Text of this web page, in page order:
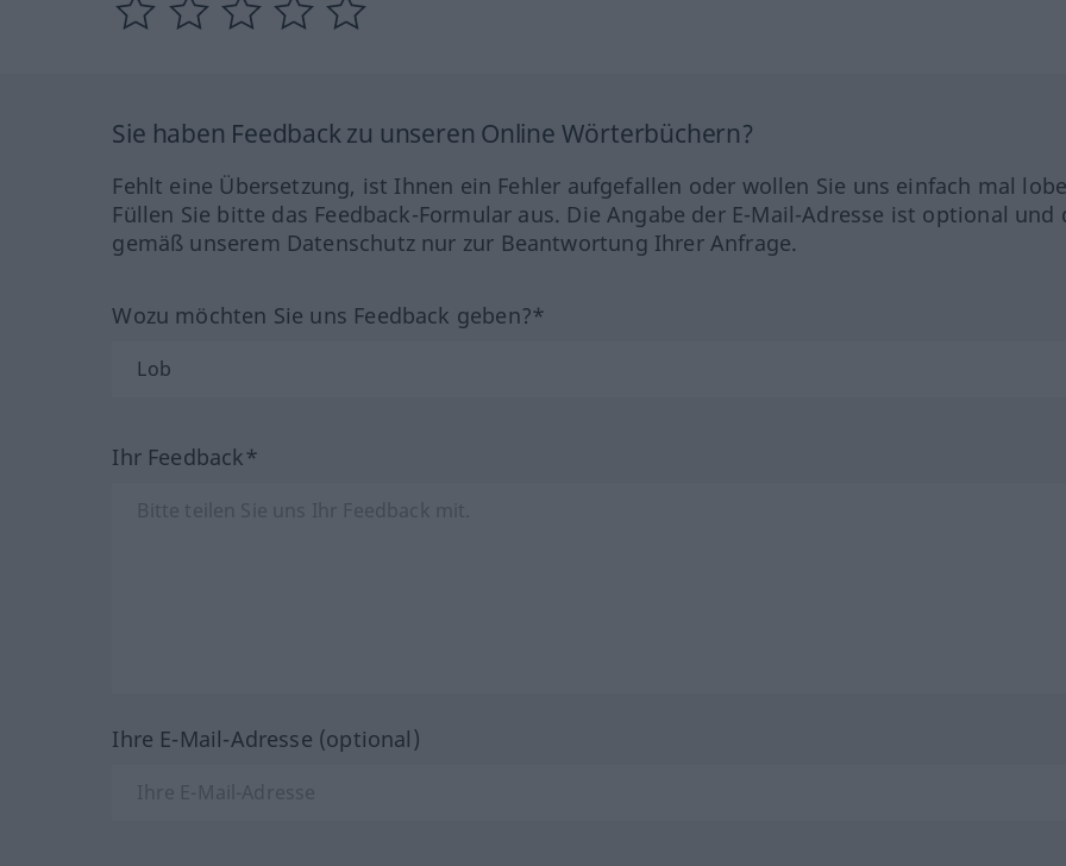
Sie haben Feedback zu unseren Online Wörterbüchern?
Fehlt eine Übersetzung, ist Ihnen ein Fehler aufgefallen oder wollen Sie uns einfach mal
Füllen Sie bitte das Feedback-Formular aus. Die Angabe der E-Mail-Adresse ist optional und
gemäß unserem Datenschutz nur zur Beantwortung Ihrer Anfrage.
Wozu möchten Sie uns Feedback geben?*
Ihr Feedback*
Ihre E-Mail-Adresse (optional)